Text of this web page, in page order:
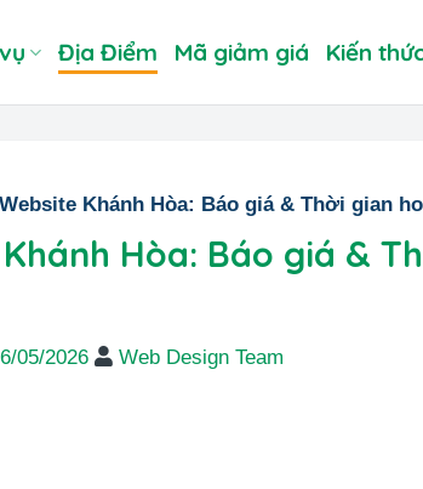
Địa Điểm Mã giảm giá Kiến
Khánh Hòa: Báo giá & Thời gian
Hòa: Báo giá &
05/2026 Web Design Team